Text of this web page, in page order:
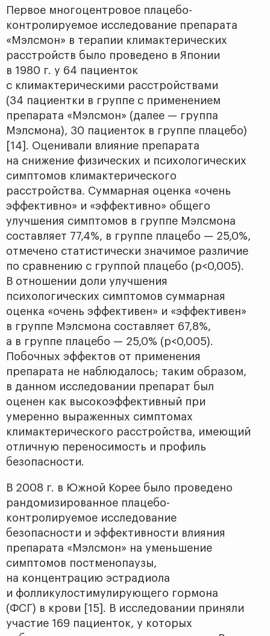
Первое многоцентровое плацебо-
контролируемое исследование препарата
«Мэлсмон» в терапии климактерических
расстройств было проведено в Японии
в 1980 г. у 64 пациенток
с климактерическими расстройствами
(34 пациентки в группе с применением
препарата «Мэлсмон» (далее — группа
Мэлсмона), 30 пациенток в группе плацебо)
[14]. Оценивали влияние препарата
на снижение физических и психологических
симптомов климактерического
расстройства. Суммарная оценка «очень
эффективно» и «эффективно» общего
улучшения симптомов в группе Мэлсмона
составляет 77,4%, в группе плацебо — 25,0%,
отмечено статистически значимое различие
по сравнению с группой плацебо (р<0,005).
В отношении доли улучшения
психологических симптомов суммарная
оценка «очень эффективен» и «эффективен»
в группе Мэлсмона составляет 67,8%,
а в группе плацебо — 25,0% (р<0,005).
Побочных эффектов от применения
препарата не наблюдалось; таким образом,
в данном исследовании препарат был
оценен как высокоэффективный при
умеренно выраженных симптомах
климактерического расстройства, имеющий
отличную переносимость и профиль
безопасности.
В 2008 г. в Южной Корее было проведено
рандомизированное плацебо-
контролируемое исследование
безопасности и эффективности влияния
препарата «Мэлсмон» на уменьшение
симптомов постменопаузы,
на концентрацию эстрадиола
и фолликулостимулирующего гормона
(ФСГ) в крови [15]. В исследовании приняли
участие 169 пациенток, у которых